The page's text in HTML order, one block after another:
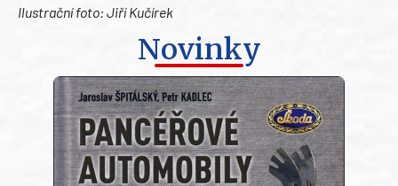
Ilustrační foto: Jiří Kučírek
Novinky